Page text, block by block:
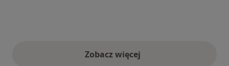
Zobacz więcejopinie powyżej